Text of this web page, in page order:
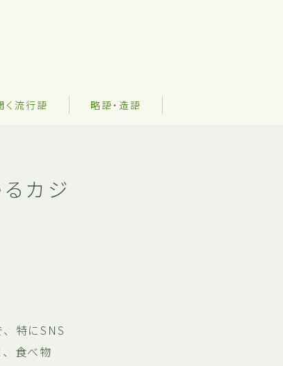
く流行語 略語・造語
カジ
特にSNS
食べ物